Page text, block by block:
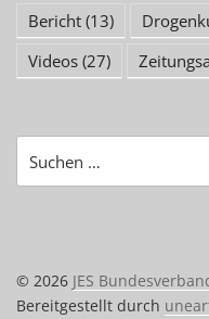
Bericht (13)
Videos (27)
nach:
© 2026 JES
Bereitgestellt durch